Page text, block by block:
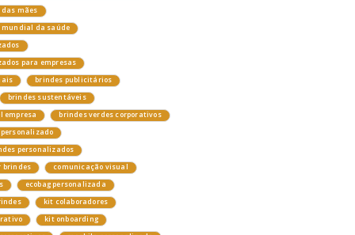
mães
mundial da saúde
para empresas
brindes publicitários
brindes sustentáveis
empresa
brindes verdes corporativos
personalizados
brindes
comunicação visual
ecobag personalizada
kit colaboradores
kit onboarding